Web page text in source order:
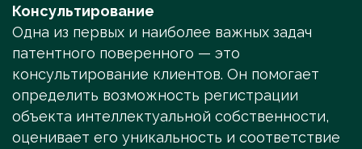
Консультирование
Одна из первых и наиболее важных задач
патентного поверенного — это
консультирование клиентов. Он помогает
определить возможность регистрации
объекта интеллектуальной собственности,
оценивает его уникальность и соответствие